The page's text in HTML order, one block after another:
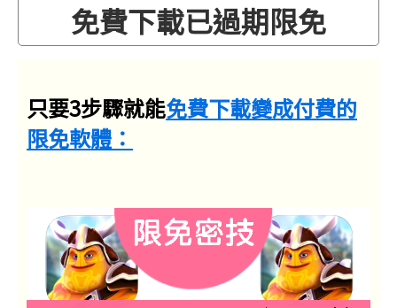
免費下載已過期限免
只要3步驟就能免費下載變成付費的
限免軟體：